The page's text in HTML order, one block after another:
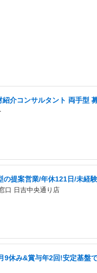
介コンサルタント 両手型
の提案営業/年休121日/未経
口 日吉中央通り店
9休み&賞与年2回!安定基盤